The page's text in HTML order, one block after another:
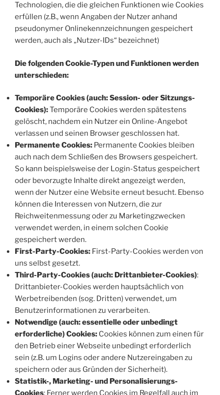
Technologien, die die gleichen Funktionen wie Cookies
erfüllen (z.B., wenn Angaben der Nutzer anhand
pseudonymer Onlinekennzeichnungen gespeichert
werden, auch als „Nutzer-IDs“ bezeichnet)
Die folgenden Cookie-Typen und Funktionen werden
unterschieden:
Temporäre Cookies (auch: Session- oder Sitzungs-
Cookies):Temporäre Cookies werden spätestens
gelöscht, nachdem ein Nutzer ein Online-Angebot
verlassen und seinen Browser geschlossen hat.
Permanente Cookies: Permanente Cookies bleiben
auch nach dem Schließen des Browsers gespeichert.
So kann beispielsweise der Login-Status gespeichert
oder bevorzugte Inhalte direkt angezeigt werden,
wenn der Nutzer eine Website erneut besucht. Ebenso
können die Interessen von Nutzern, die zur
Reichweitenmessung oder zu Marketingzwecken
verwendet werden, in einem solchen Cookie
gespeichert werden.
First-Party-Cookies: First-Party-Cookies werden von
uns selbst gesetzt.
Third-Party-Cookies (auch: Drittanbieter-Cookies):
Drittanbieter-Cookies werden hauptsächlich von
Werbetreibenden (sog. Dritten) verwendet, um
Benutzerinformationen zu verarbeiten.
Notwendige (auch: essentielle oder unbedingt
erforderliche) Cookies: Cookies können zum einen für
den Betrieb einer Webseite unbedingt erforderlich
sein (z.B. um Logins oder andere Nutzereingaben zu
speichern oder aus Gründen der Sicherheit).
Statistik-, Marketing- und Personalisierungs-
Cookies: Ferner werden Cookies im Regelfall auch im